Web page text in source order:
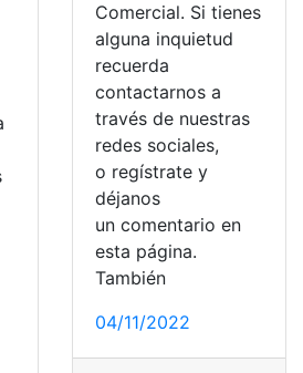
Comercial. Si tienes
alguna inquietud
recuerda
contactarnos a
través de nuestras
redes sociales,
o regístrate y
déjanos
un comentario en
esta página.
También
04/11/2022